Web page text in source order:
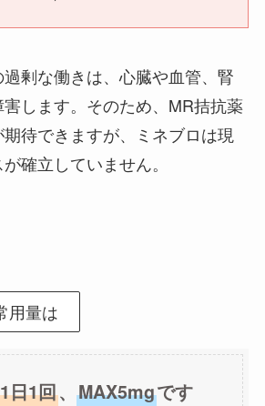
剰な働きは、心臓や血管、腎
します。そのため、MR拮抗薬
待できますが、ミネブロは現
確立していません。
用量は
日1回、MAX5mgです